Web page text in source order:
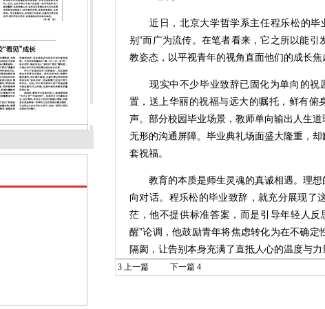
近日，北京大学哲学系主任程乐松的毕
别”而广为流传。在笔者看来，它之所以能
教姿态，以平视青年的视角直面他们的成长
现实中不少毕业致辞已固化为单向的祝
置，送上华丽的祝福与远大的嘱托，鲜有俯
声。部分校园毕业场景，教师单向输出人生
无形的沟通屏障。毕业典礼场面盛大隆重，
套祝福。
教育的本质是师生灵魂的真诚相遇。理想
向对话。程乐松的毕业致辞，就充分展现了
茫，他不提供标准答案，而是引导年轻人
醒”论调，他鼓励青年将焦虑转化为在不确
隔阂，让告别本身充满了直抵人心的温度与力
教师角色也包含“同行者”与“陪伴者”的定
3 上一篇 下一篇 4